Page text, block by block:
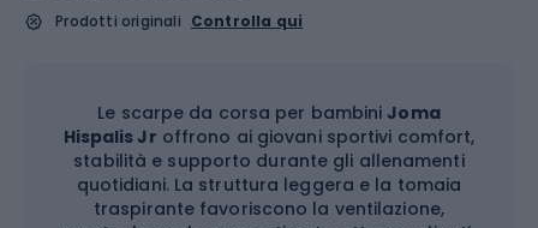
Prodotti originali Controlla qui
Le scarpe da corsa per bambiniJoma
Hispalis Jr offrono ai giovani sportivi comfort,
stabilità e supporto durante gli allenamenti
quotidiani. La struttura leggera e la tomaia
traspirante favoriscono la ventilazione,